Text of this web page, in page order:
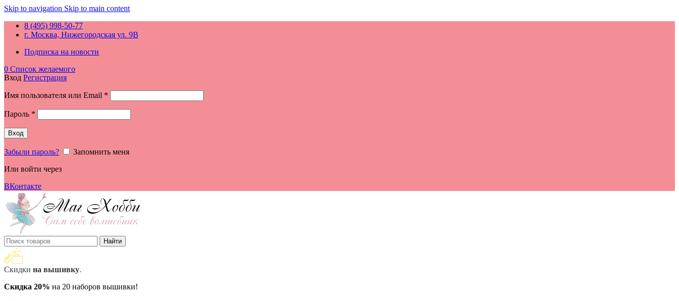
Skip to navigation Skip to main content
8 (495) 998-50-77
г. Москва, Нижегородская ул. 9В
Подписка на новости
0 Список желаемого
Вход Регистрация
Имя пользователя или Email *
Пароль *
Вход
Забыли пароль?
Запомнить меня
Или войти через
ВКонтакте
Найти
Скидки на вышивку.
Скидка 20% на 20 наборов вышивки!